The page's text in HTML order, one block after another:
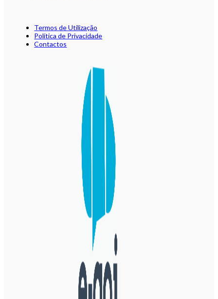
Termos de Utilização
Política de Privacidade
Contactos